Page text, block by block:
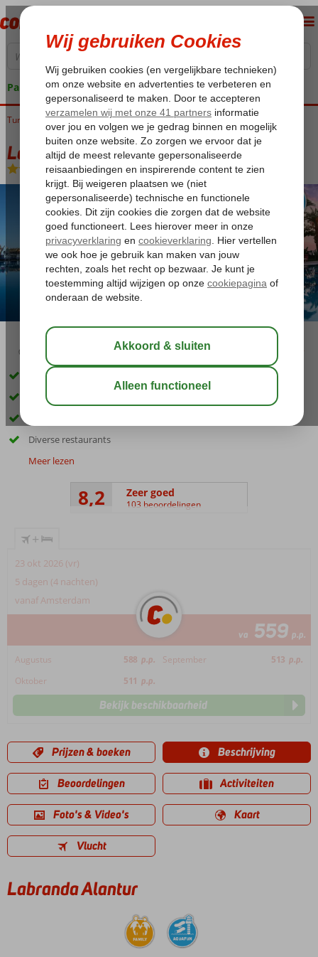
Pakketgarantie
Home
Turkije Turkse Riviera Alanya Kestel Labranda Alantur
Labranda Alantur
All Inclusive-Hotel
03:45
Direct aan het strand
Op ca. 5 km van Alanya
Diverse restaurants
Meer lezen
8,2 Zeer goed
103 beoordelingen
+
23 okt 2026 (vr)
5 dagen (4 nachten)
vanaf Amsterdam
va 559 p.p.
Augustus 588 p.p. September 513 p.p.
Oktober
511 p.p.
Bekijk beschikbaarheid
Prijzen & boeken Beschrijving
Beoordelingen Activiteiten
Foto's & Video's Kaart
Vlucht
Labranda Alantur